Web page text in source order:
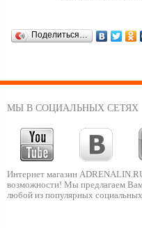
Поделиться…
МЫ В СОЦИАЛЬНЫХ СЕТЯХ
Интернет магазин
возможности! Мы предлагаем
любой из популярных